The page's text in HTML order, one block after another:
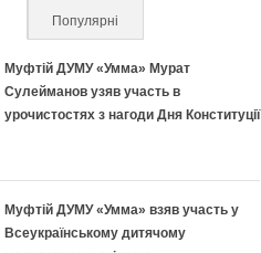
(активна вкладка)
Популярні
Муфтій ДУМУ «Умма» Мурат
Сулейманов узяв участь в
урочистостях з нагоди Дня Конституції
Муфтій ДУМУ «Умма» взяв участь у
Всеукраїнському дитячому